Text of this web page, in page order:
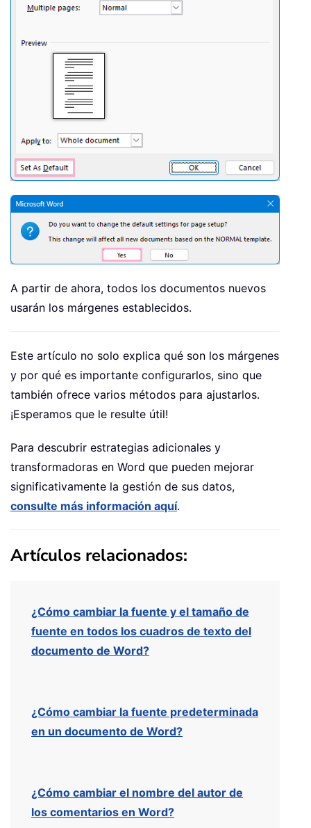
A partir de ahora, todos los documentos nuevos
usarán los márgenes establecidos.
Este artículo no solo explica qué son los márgenes
y por qué es importante configurarlos, sino que
también ofrece varios métodos para ajustarlos.
¡Esperamos que le resulte útil!
Para descubrir estrategias adicionales y
transformadoras en Word que pueden mejorar
significativamente la gestión de sus datos,
consulte más información aquí.
Artículos relacionados:
¿Cómo cambiar la fuente y el tamaño de
fuente en todos los cuadros de texto del
documento de Word?
¿Cómo cambiar la fuente predeterminada
en un documento de Word?
¿Cómo cambiar el nombre del autor de
los comentarios en Word?